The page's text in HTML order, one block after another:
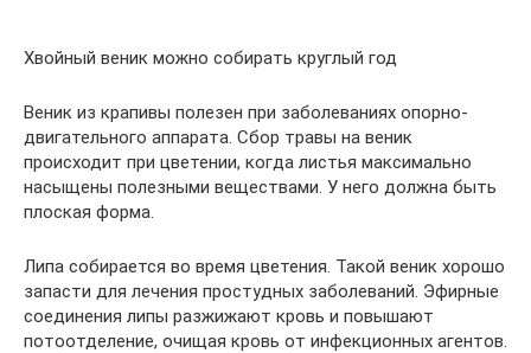
Хвойный веник можно собирать круглый год
Веник из крапивы полезен при заболеваниях опорно-
двигательного аппарата. Сбор травы на веник
происходит при цветении, когда листья максимально
насыщены полезными веществами. У него должна быть
плоская форма.
Липа собирается во время цветения. Такой веник хорошо
запасти для лечения простудных заболеваний. Эфирные
соединения липы разжижают кровь и повышают
потоотделение, очищая кровь от инфекционных агентов.